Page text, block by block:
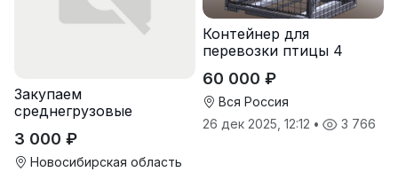
Закупаем
среднегрузовые
консоли и легкие
стеллажи
3 000 ₽
Новосибирская область
Контейнер для
перевозки птицы 4
60 000 ₽
Вся Россия
26 дек 2025, 12:12 • 3 766